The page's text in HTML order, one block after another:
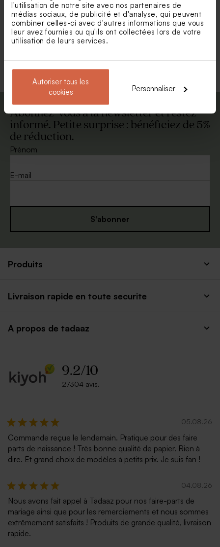
l'utilisation de notre site avec nos partenaires de
médias sociaux, de publicité et d'analyse, qui peuvent
combiner celles-ci avec d'autres informations que vous
leur avez fournies ou qu'ils ont collectées lors de votre
utilisation de leurs services.
Autoriser tous les
cookies
Personnaliser
Enveloppe mariage vert
eucalyptus
Enveloppe carrée gris
métallisé
Abonnez-vous à la newsletter et restez
informé. Petite surprise : bénéficiez de 5%
de réduction.
Prénom
E-mail
S'abonner
Produits
Livraison rapide en toute securite
A propos de tadaaz
9.2/10
27304 avis.
05.08.26
Commande reçue le lendemain. Pratique pour des faire
parts de naissance ! Très bonne qualité de papier. Rien à
dire. Et grand choix de modèles à petits prix. Je suis fan !
04.08.26
Nous avons fait appel à Tadaaz pour nos faire-parts de
mariage ainsi que pour les remerciements et nous sommes
extrêmement satisfaits ! Produits de grande qualité, livraison
rapide.